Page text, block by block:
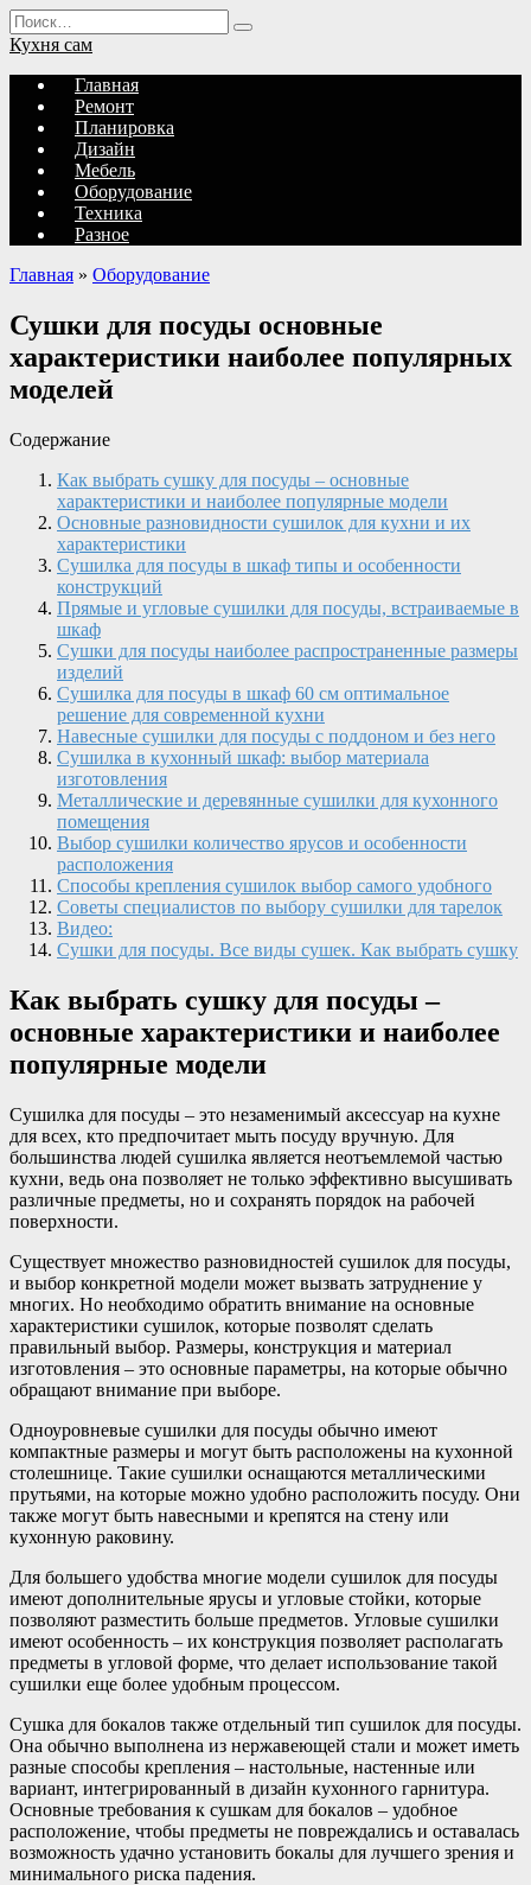
Перейти
к
содержанию
Search
for:
Кухня сам
Главная
Ремонт
Планировка
Дизайн
Мебель
Оборудование
Техника
Разное
Главная » Оборудование
Сушки для посуды основные
характеристики наиболее популярных
моделей
Содержание
Как выбрать сушку для посуды – основные
характеристики и наиболее популярные модели
Основные разновидности сушилок для кухни и их
характеристики
Сушилка для посуды в шкаф типы и особенности
конструкций
Прямые и угловые сушилки для посуды, встраиваемые в
шкаф
Сушки для посуды наиболее распространенные размеры
изделий
Сушилка для посуды в шкаф 60 см оптимальное
решение для современной кухни
Навесные сушилки для посуды с поддоном и без него
Сушилка в кухонный шкаф: выбор материала
изготовления
Металлические и деревянные сушилки для кухонного
помещения
Выбор сушилки количество ярусов и особенности
расположения
Способы крепления сушилок выбор самого удобного
Советы специалистов по выбору сушилки для тарелок
Видео:
Сушки для посуды. Все виды сушек. Как выбрать сушку
Как выбрать сушку для посуды –
основные характеристики и наиболее
популярные модели
Сушилка для посуды – это незаменимый аксессуар на кухне
для всех, кто предпочитает мыть посуду вручную. Для
большинства людей сушилка является неотъемлемой частью
кухни, ведь она позволяет не только эффективно высушивать
различные предметы, но и сохранять порядок на рабочей
поверхности.
Существует множество разновидностей сушилок для посуды,
и выбор конкретной модели может вызвать затруднение у
многих. Но необходимо обратить внимание на основные
характеристики сушилок, которые позволят сделать
правильный выбор. Размеры, конструкция и материал
изготовления – это основные параметры, на которые обычно
обращают внимание при выборе.
Одноуровневые сушилки для посуды обычно имеют
компактные размеры и могут быть расположены на кухонной
столешнице. Такие сушилки оснащаются металлическими
прутьями, на которые можно удобно расположить посуду. Они
также могут быть навесными и крепятся на стену или
кухонную раковину.
Для большего удобства многие модели сушилок для посуды
имеют дополнительные ярусы и угловые стойки, которые
позволяют разместить больше предметов. Угловые сушилки
имеют особенность – их конструкция позволяет располагать
предметы в угловой форме, что делает использование такой
сушилки еще более удобным процессом.
Сушка для бокалов также отдельный тип сушилок для посуды.
Она обычно выполнена из нержавеющей стали и может иметь
разные способы крепления – настольные, настенные или
вариант, интегрированный в дизайн кухонного гарнитура.
Основные требования к сушкам для бокалов – удобное
расположение, чтобы предметы не повреждались и оставалась
возможность удачно установить бокалы для лучшего зрения и
минимального риска падения.